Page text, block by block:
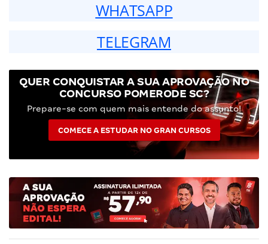
WHATSAPP
TELEGRAM
QUER CONQUISTAR A SUA APROVAÇÃO NO
CONCURSO POMERODE SC?
Prepare-se com quem mais entende do assunto!
COMECE A ESTUDAR NO GRAN CURSOS